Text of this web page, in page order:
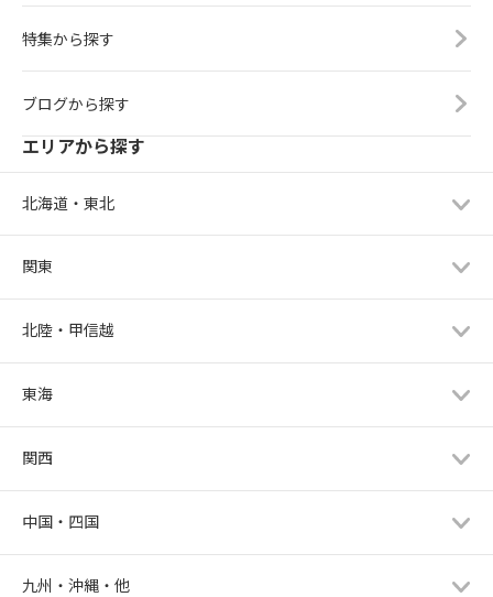
特集から探す
ブログから探す
エリアから探す
北海道・東北
関東
北陸・甲信越
東海
関西
中国・四国
九州・沖縄・他